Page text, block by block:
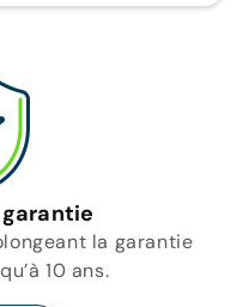
la garantie
10 ans.